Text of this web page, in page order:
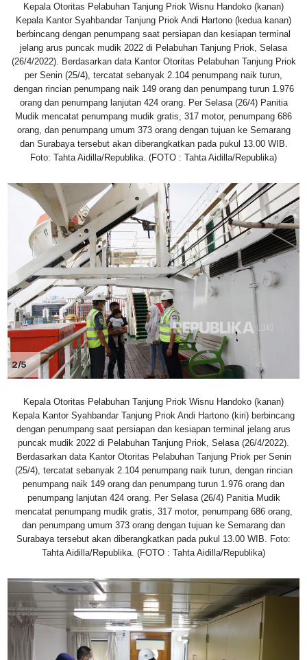
Kepala Otoritas Pelabuhan Tanjung Priok Wisnu Handoko (kanan)
Kepala Kantor Syahbandar Tanjung Priok Andi Hartono (kedua kanan)
berbincang dengan penumpang saat persiapan dan kesiapan terminal
jelang arus puncak mudik 2022 di Pelabuhan Tanjung Priok, Selasa
(26/4/2022). Berdasarkan data Kantor Otoritas Pelabuhan Tanjung Priok
per Senin (25/4), tercatat sebanyak 2.104 penumpang naik turun,
dengan rincian penumpang naik 149 orang dan penumpang turun 1.976
orang dan penumpang lanjutan 424 orang. Per Selasa (26/4) Panitia
Mudik mencatat penumpang mudik gratis, 317 motor, penumpang 686
orang, dan penumpang umum 373 orang dengan tujuan ke Semarang
dan Surabaya tersebut akan diberangkatkan pada pukul 13.00 WIB.
Foto: Tahta Aidilla/Republika. (FOTO : Tahta Aidilla/Republika)
2/5
Kepala Otoritas Pelabuhan Tanjung Priok Wisnu Handoko (kanan)
Kepala Kantor Syahbandar Tanjung Priok Andi Hartono (kiri) berbincang
dengan penumpang saat persiapan dan kesiapan terminal jelang arus
puncak mudik 2022 di Pelabuhan Tanjung Priok, Selasa (26/4/2022).
Berdasarkan data Kantor Otoritas Pelabuhan Tanjung Priok per Senin
(25/4), tercatat sebanyak 2.104 penumpang naik turun, dengan rincian
penumpang naik 149 orang dan penumpang turun 1.976 orang dan
penumpang lanjutan 424 orang. Per Selasa (26/4) Panitia Mudik
mencatat penumpang mudik gratis, 317 motor, penumpang 686 orang,
dan penumpang umum 373 orang dengan tujuan ke Semarang dan
Surabaya tersebut akan diberangkatkan pada pukul 13.00 WIB. Foto:
Tahta Aidilla/Republika. (FOTO : Tahta Aidilla/Republika)